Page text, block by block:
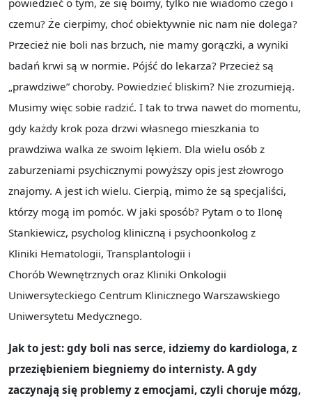
powiedzieć o tym, że się boimy, tylko nie wiadomo czego i
czemu? Że cierpimy, choć obiektywnie nic nam nie dolega?
Przecież nie boli nas brzuch, nie mamy gorączki, a wyniki
badań krwi są w normie. Pójść do lekarza? Przecież są
„prawdziwe” choroby. Powiedzieć bliskim? Nie zrozumieją.
Musimy więc sobie radzić. I tak to trwa nawet do momentu,
gdy każdy krok poza drzwi własnego mieszkania to
prawdziwa walka ze swoim lękiem. Dla wielu osób z
zaburzeniami psychicznymi powyższy opis jest złowrogo
znajomy. A jest ich wielu. Cierpią, mimo że są specjaliści,
którzy mogą im pomóc. W jaki sposób? Pytam o to Ilonę
Stankiewicz, psycholog kliniczną i psychoonkolog z
Kliniki Hematologii, Transplantologii i
Chorób Wewnętrznych oraz Kliniki Onkologii
Uniwersyteckiego Centrum Klinicznego Warszawskiego
Uniwersytetu Medycznego.
Jak to jest: gdy boli nas serce, idziemy do kardiologa, z
przeziębieniem biegniemy do internisty. A gdy
zaczynają się problemy z emocjami, czyli choruje mózg,